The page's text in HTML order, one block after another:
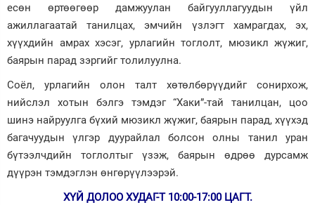
есөн өртөөгөөр дамжуулан байгууллагуудын үйл
ажиллагаатай танилцах, эмчийн үзлэгт хамрагдах, эх,
хүүхдийн амрах хэсэг, урлагийн тоглолт, мюзикл жүжиг,
баярын парад зэргийг толилуулна.
Соёл, урлагийн олон талт хөтөлбөрүүдийг сонирхож,
нийслэл хотын бэлгэ тэмдэг “Хаки”-тай танилцан, цоо
шинэ найруулга бүхий мюзикл жүжиг, баярын парад, хүүхэд
багачуудын үлгэр дуурайлал болсон олны танил уран
бүтээлчдийн тоглолтыг үзэж, баярын өдрөө дурсамж
дүүрэн тэмдэглэн өнгөрүүлээрэй.
ХҮЙ ДОЛОО ХУДАГ-Т 10:00-17:00 ЦАГТ.